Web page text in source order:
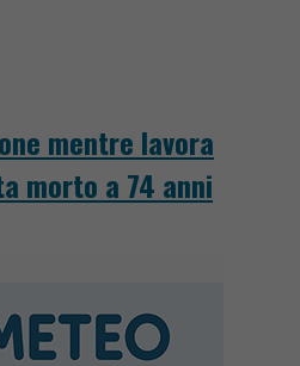
mentre lavora
morto a 74 anni